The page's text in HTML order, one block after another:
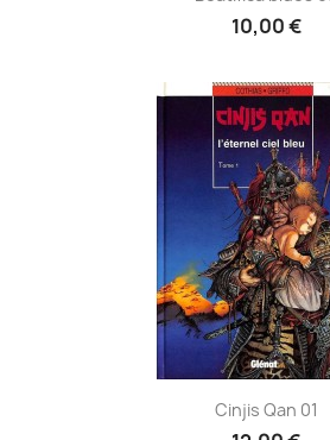
10,00 €
Cinjis Qan 01